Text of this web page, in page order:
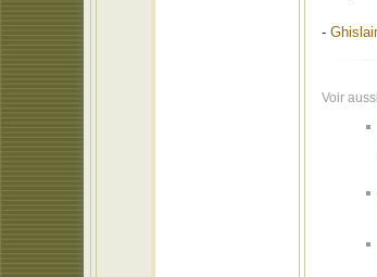
-
Voir